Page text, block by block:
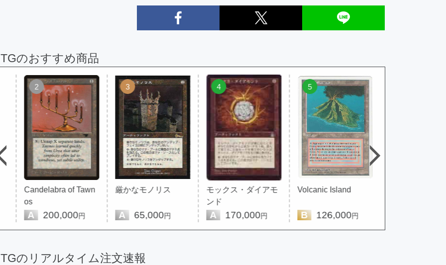
のおすすめ商品
Candelabra of Tawn
os
A 200,000円
厳かなモノリス
A 65,000円
モックス・ダイアモ
ンド
A 170,000円
Volcanic Island
B 126,000円
のリアルタイム注文速報